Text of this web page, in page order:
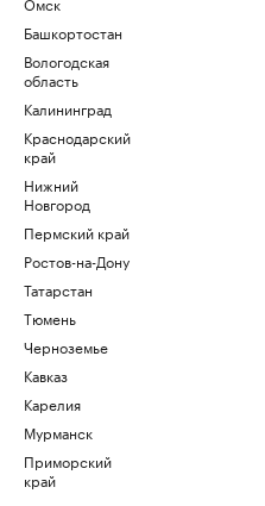
Башкортостан
Вологодская
область
Калининград
Краснодарский
край
Нижний
Новгород
Пермский край
Ростов-на-Дону
Татарстан
Тюмень
Черноземье
Кавказ
Карелия
Мурманск
Приморский
край